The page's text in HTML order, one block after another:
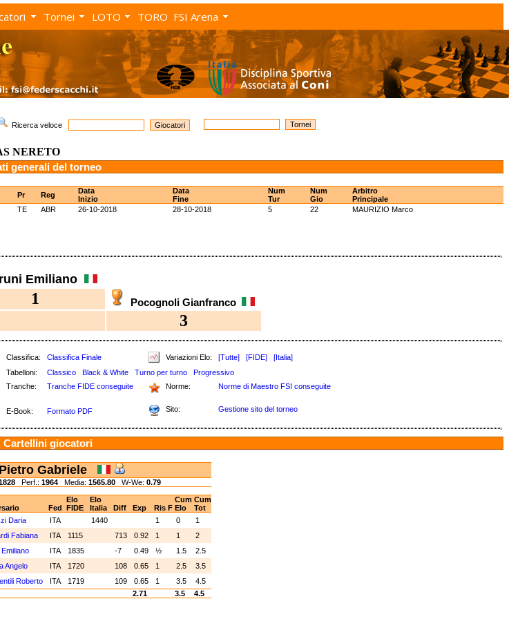
Tornei LOTO TORO FSI Arena
Ricerca veloce
NERETO
generali del torneo
Pr Reg
Data
Inizio
Data
Fine
Num
Tur
Num
Gio
Arbitro
Principale
TE ABR 26-10-2018 28-10-2018 5 22
MAURIZIO Marco
Emiliano
1 Pocognoli Gianfranco
3
Classifica: Classifica Finale Variazioni Elo: [Tutte] [FIDE]
[Italia]
Tabelloni: Classico Black & White Turno per turno
Progressivo
Tranche: Tranche FIDE conseguite Norme: Norme di Maestro FSI conseguite
E-Book: Formato PDF Sito: Gestione sito del torneo
Cartellini giocatori
Gabriele
Perf.: 1964 Media: 1565.80 W-We: 0.79
Elo Elo CumCum
Fed FIDE Italia Diff Exp RisFElo
Tot
Daria ITA 1440 1 0
1
Fabiana ITA 1115 713 0.92 1 1
2
ITA 1835 -7 0.49 ½ 1.5
2.5
Angelo ITA 1720 108 0.65 1 2.5
3.5
Roberto ITA 1719 109 0.65 1 3.5
4.5
2.71
3.5 4.5